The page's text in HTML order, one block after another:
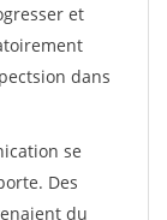
et
dans
se
Des
du